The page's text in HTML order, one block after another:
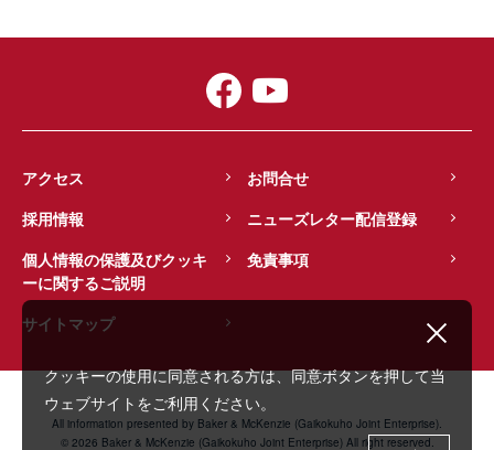
アクセス
お問合せ
採用情報
ニューズレター配信登録
個人情報の保護及びクッキ
ーに関するご説明
免責事項
サイトマップ
All information presented by Baker & McKenzie (Gaikokuho Joint Enterprise).
© 2026 Baker & McKenzie (Gaikokuho Joint Enterprise) All right reserved.
クッキーの使用に同意される方は、同意ボタンを押して当
ウェブサイトをご利用ください。